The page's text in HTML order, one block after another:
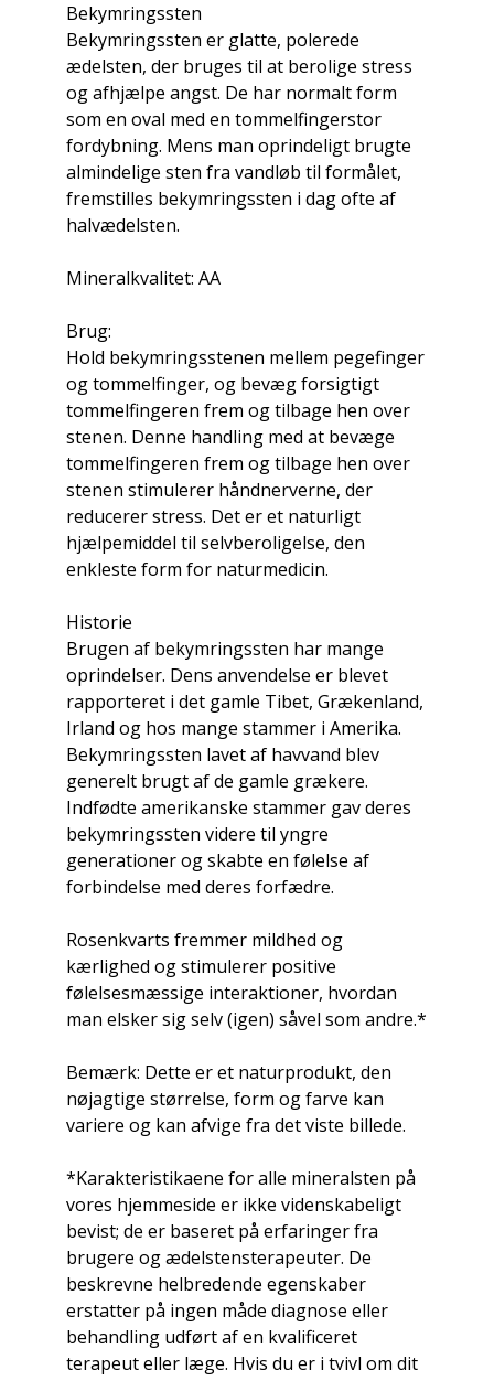
Bekymringssten
Bekymringssten er glatte, polerede
ædelsten, der bruges til at berolige stress
og afhjælpe angst. De har normalt form
som en oval med en tommelfingerstor
fordybning. Mens man oprindeligt brugte
almindelige sten fra vandløb til formålet,
fremstilles bekymringssten i dag ofte af
halvædelsten.
Mineralkvalitet: AA
Brug:
Hold bekymringsstenen mellem pegefinger
og tommelfinger, og bevæg forsigtigt
tommelfingeren frem og tilbage hen over
stenen. Denne handling med at bevæge
tommelfingeren frem og tilbage hen over
stenen stimulerer håndnerverne, der
reducerer stress. Det er et naturligt
hjælpemiddel til selvberoligelse, den
enkleste form for naturmedicin.
Historie
Brugen af ​​bekymringssten har mange
oprindelser. Dens anvendelse er blevet
rapporteret i det gamle Tibet, Grækenland,
Irland og hos mange stammer i Amerika.
Bekymringssten lavet af havvand blev
generelt brugt af de gamle grækere.
Indfødte amerikanske stammer gav deres
bekymringssten videre til yngre
generationer og skabte en følelse af
forbindelse med deres forfædre.
Rosenkvarts fremmer mildhed og
kærlighed og stimulerer positive
følelsesmæssige interaktioner, hvordan
man elsker sig selv (igen) såvel som andre.*
Bemærk: Dette er et naturprodukt, den
nøjagtige størrelse, form og farve kan
variere og kan afvige fra det viste billede.
*Karakteristikaene for alle mineralsten på
vores hjemmeside er ikke videnskabeligt
bevist; de er baseret på erfaringer fra
brugere og ædelstensterapeuter. De
beskrevne helbredende egenskaber
erstatter på ingen måde diagnose eller
behandling udført af en kvalificeret
terapeut eller læge. Hvis du er i tvivl om dit